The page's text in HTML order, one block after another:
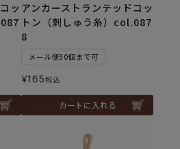
ッ アンカーストランテッドコッ
トン（刺しゅう糸）col.087
8
メール便30個まで可
¥165税込
カートに入れる